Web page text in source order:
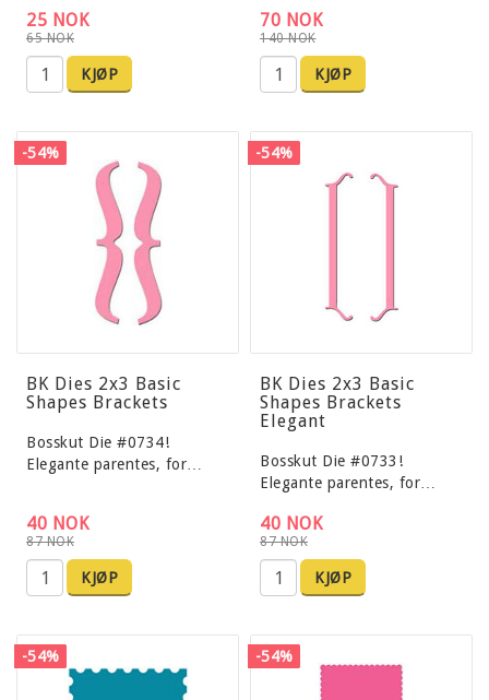
65 NOK
25 NOK
KJØP
140 NOK
70 NOK
KJØP
-54%
BK Dies 2x3 Basic
Shapes Brackets
Bosskut Die #0734!
Elegante parentes, for…
87 NOK
40 NOK
KJØP
-54%
BK Dies 2x3 Basic
Shapes Brackets
Elegant
Bosskut Die #0733!
Elegante parentes, for…
87 NOK
40 NOK
KJØP
-54% -54%